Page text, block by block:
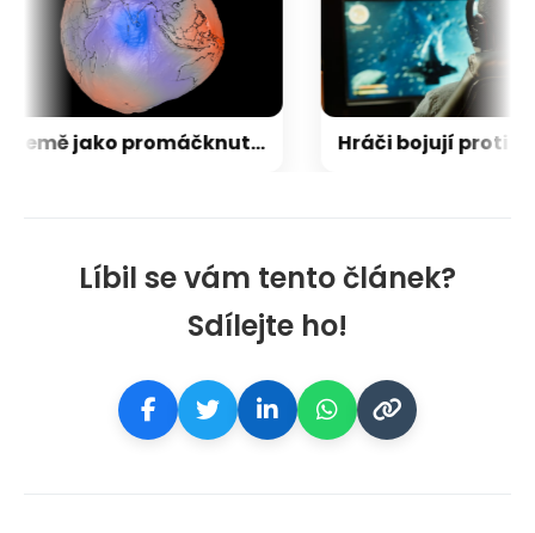
Líbil se vám tento článek?
Sdílejte ho!
Země jako promáčknutý balón: Unikátní vizualizace odhaluje, jak planetu tvaruje gravitace